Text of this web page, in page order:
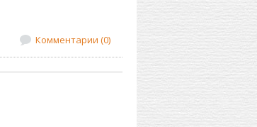
Комментарии (0)